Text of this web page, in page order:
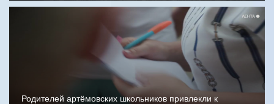
Родителей артёмовских школьников привлекли к